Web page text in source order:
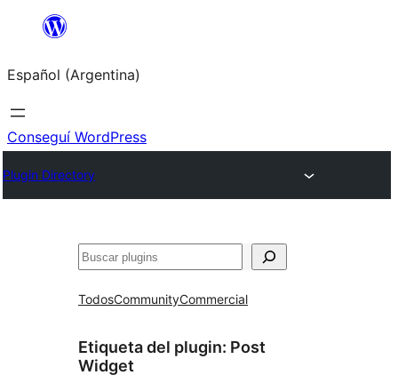
Saltar
contenido
Español (Argentina)
Conseguí WordPress
Plugin Directory
Buscar
TodosCommunityCommercial
Etiqueta del plugin: Post
Widget